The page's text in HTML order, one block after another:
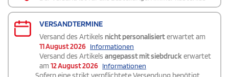
VERSANDTERMINE
Versand des Artikels nicht personalisierterwartet am
11 August 2026 Informationen
Versand des Artikels angepasst mit siebdruckerwartet
am 12 August 2026 Informationen